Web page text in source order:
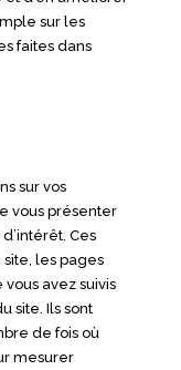
sur les
faites dans
sur vos
vous présenter
Ces
les pages
avez suivis
site. Ils sont
de fois où
mesurer